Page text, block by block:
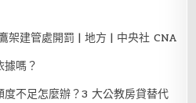
架建管處開罰 | 地方 | 中央社 CNA
嗎？
不足怎麼辦？3 大公教房貸替代